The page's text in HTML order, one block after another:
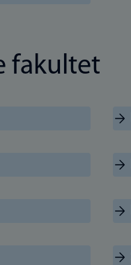
fakultet